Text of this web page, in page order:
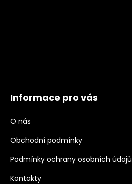
Informace pro vás
O nás
Obchodní podmínky
Podmínky ochrany osobních údajů
Kontakty